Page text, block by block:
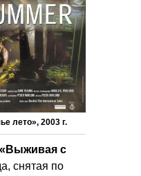
лето», 2003 г.
«Выживая с
снятая по